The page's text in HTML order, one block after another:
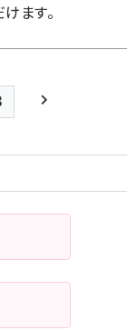
ます。
終ページ